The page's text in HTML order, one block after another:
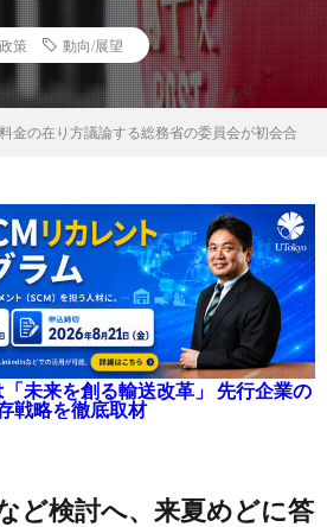
政策 動向/展望
金の在り方議論する総務省の委員会が初会合
未来を創る輸送改革」 先行企業の
戦略を徹底取材